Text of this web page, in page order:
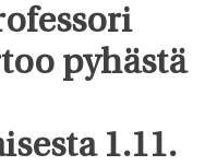
pyhästä
1.11.